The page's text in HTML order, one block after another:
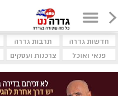
חדשות גדרה תרבות גדרה
פנאי ואוכל
צרכנות ועסקים